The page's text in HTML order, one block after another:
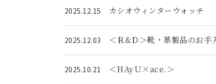
2025.12.15 カシオウィンターウォッチ
2025.12.03 ＜Ｒ&Ｄ＞靴・革製品のお手
2025.10.21 ＜HAyＵ×ace.＞